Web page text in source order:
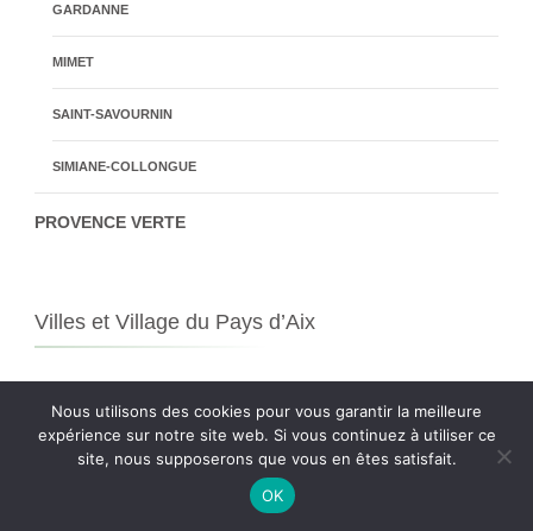
GARDANNE
MIMET
SAINT-SAVOURNIN
SIMIANE-COLLONGUE
PROVENCE VERTE
Villes et Village du Pays d’Aix
Air,Cabries Calas,Châteauneuf-le-Rouge,
Coudoux,Éguilles, Fuveau,Gardanne,
Gréasque, Jouques, Lambesc, Meyrargues,
Nous utilisons des cookies pour vous garantir la meilleure
expérience sur notre site web. Si vous continuez à utiliser ce
site, nous supposerons que vous en êtes satisfait.
OK